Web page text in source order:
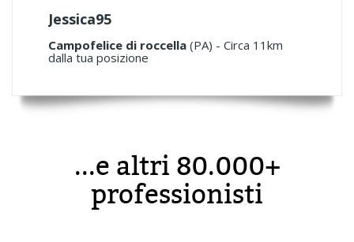
Jessica95
Campofelice di roccella (PA) - Circa 11km
dalla tua posizione
...e altri 80.000+
professionisti